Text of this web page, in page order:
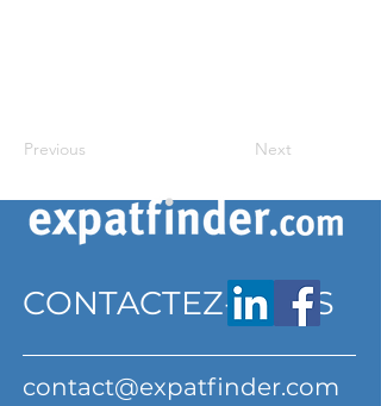
Previous Next
CONTACTEZ-NOUS
contact@expatfinder.com